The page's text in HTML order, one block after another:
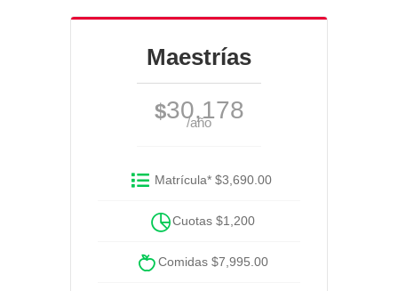
Maestrías
$30,178
/año
Matrícula* $3,690.00
Cuotas $1,200
Comidas $7,995.00